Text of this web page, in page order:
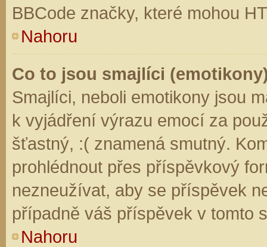
BBCode značky, které mohou
Nahoru
Co to jsou smajlíci
Smajlíci, neboli emotikony jsou
k vyjádření výrazu emocí za
šťastný, :( znamená smutný.
prohlédnout přes příspěvkový
nezneužívat, aby se příspěvek
případně váš příspěvek v tomto
Nahoru